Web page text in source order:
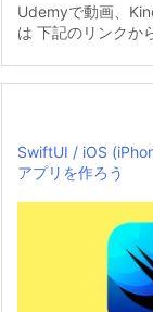
Udemyで動画、
は 下記のリンクか
SwiftUI / iOS
アプリを作ろう